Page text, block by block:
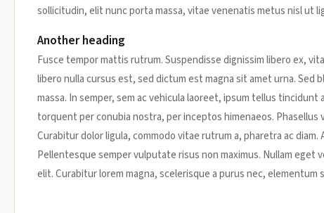
sollicitudin, elit nunc porta massa, vitae venenatis metus nisl ut
Another heading
Fusce tempor mattis rutrum. Suspendisse dignissim libero ex,
libero nulla cursus est, sed dictum est magna sit amet urna.
massa. In semper, sem ac vehicula laoreet, ipsum tellus
torquent per conubia nostra, per inceptos himenaeos.
Curabitur dolor ligula, commodo vitae rutrum a, pharetra ac
Pellentesque semper vulputate risus non maximus. Nullam
elit. Curabitur lorem magna, scelerisque a purus nec, elementum